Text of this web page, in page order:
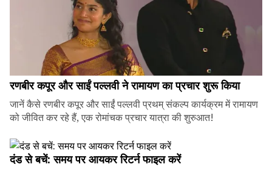
रणबीर कपूर और साईं पल्लवी ने रामायण का प्रचार शुरू किया
जानें कैसे रणबीर कपूर और साईं पल्लवी प्रथम् संकल्प कार्यक्रम में रामायण
को जीवित कर रहे हैं, एक रोमांचक प्रचार यात्रा की शुरुआत!
दंड से बचें: समय पर आयकर रिटर्न फाइल करें